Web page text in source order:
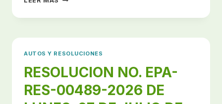
LA
DE
ECOSISTEMAS
CON
EL
LANZAMIENTO
DEL
AUTOS Y RESOLUCIONES
RESOLUCION NO. EPA-
RES-00489-2026 DE